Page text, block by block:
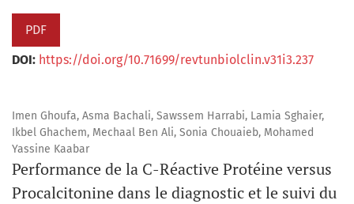
PDF
DOI: https://doi.org/10.71699/revtunbiolclin.v31i3.237
Imen Ghoufa, Asma Bachali, Sawssem Harrabi, Lamia Sghaier,
Ikbel Ghachem, Mechaal Ben Ali, Sonia Chouaieb, Mohamed
Yassine Kaabar
Performance de la C-Réactive Protéine versus
Procalcitonine dans le diagnostic et le suivi du